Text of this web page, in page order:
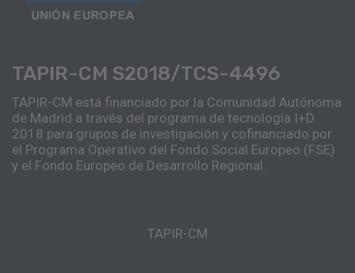
TAPIR-CM S2018/TCS-4496
TAPIR-CM está financiado por la Comunidad Autónoma
de Madrid a través del programa de tecnología I+D
2018 para grupos de investigación y cofinanciado por
el Programa Operativo del Fondo Social Europeo (FSE)
y el Fondo Europeo de Desarrollo Regional.
TAPIR-CM